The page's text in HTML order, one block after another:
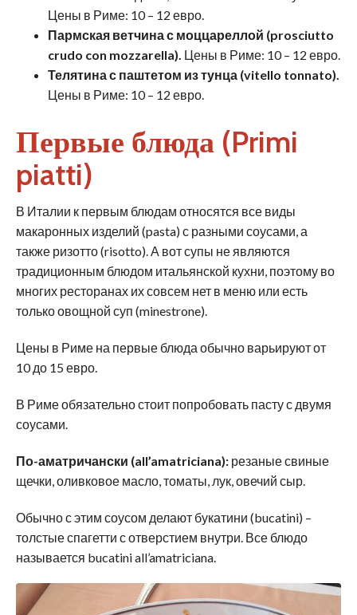
Цены в Риме: 10 – 12 евро.
Пармская ветчина с моццареллой (prosciutto
crudo con mozzarella). Цены в Риме: 10 – 12 евро.
Телятина с паштетом из тунца (vitello tonnato).
Цены в Риме: 10 – 12 евро.
Первые блюда (Primi
piatti)
В Италии к первым блюдам относятся все виды
макаронных изделий (pasta) с разными соусами, а
также ризотто (risotto). А вот супы не являются
традиционным блюдом итальянской кухни, поэтому во
многих ресторанах их совсем нет в меню или есть
только овощной суп (minestrone).
Цены в Риме на первые блюда обычно варьируют от
10 до 15 евро.
В Риме обязательно стоит попробовать пасту с двумя
соусами.
По-аматричански (all’amatriciana): резаные свиные
щечки, оливковое масло, томаты, лук, овечий сыр.
Обычно с этим соусом делают букатини (bucatini) –
толстые спагетти с отверстием внутри. Все блюдо
называется bucatini all’amatriciana.